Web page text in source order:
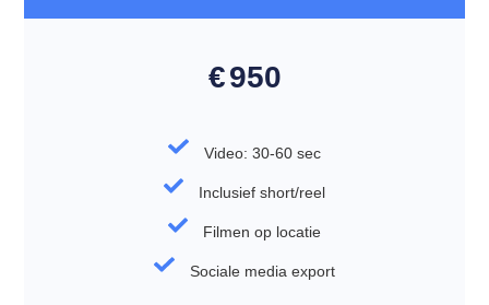
€950
Video: 30-60 sec
Inclusief short/reel
Filmen op locatie
Sociale media export